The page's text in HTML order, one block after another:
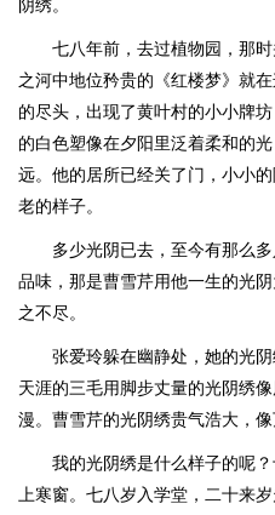
阴绣。
七八年前，去过植物园，那
之河中地位矜贵的《红楼梦》就
的尽头，出现了黄叶村的小小牌
的白色塑像在夕阳里泛着柔和的
远。他的居所已经关了门，小小
老的样子。
多少光阴已去，至今有那么
品味，那是曹雪芹用他一生的光
之不尽。
张爱玲躲在幽静处，她的光
天涯的三毛用脚步丈量的光阴绣
漫。曹雪芹的光阴绣贵气浩大，像
我的光阴绣是什么样子的呢
上寒窗。七八岁入学堂，二十来